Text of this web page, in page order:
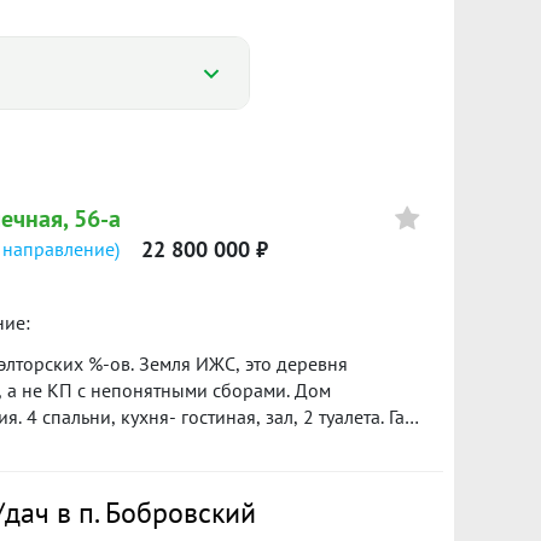
6 500 000
23 800 000
56-а
22 800 000 ₽
%-ов. Земля ИЖС, это деревня
а не КП с непонятными сборами. Дом
спальни, кухня- гостиная, зал, 2 туалета. Газ
гараж на 2 большие машины, большая
Остается все! мебель, техника,
кустарников, ягод, земля разработана.
в п. Бобровский